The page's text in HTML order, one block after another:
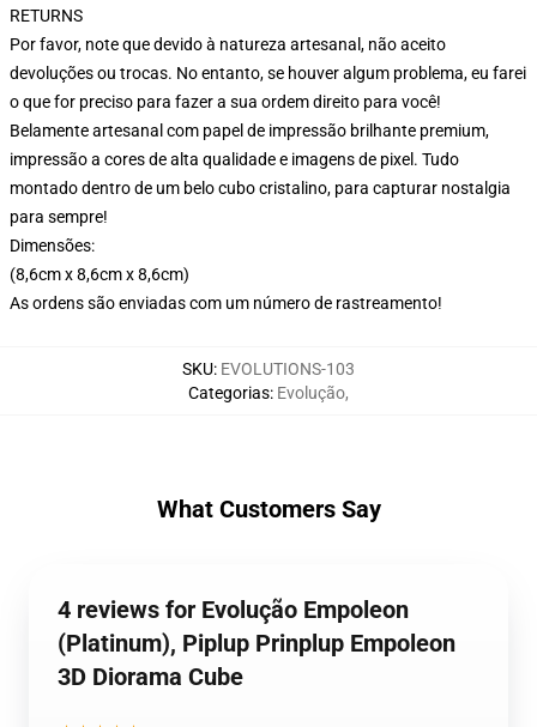
RETURNS
Por favor, note que devido à natureza artesanal, não aceito
devoluções ou trocas. No entanto, se houver algum problema, eu farei
o que for preciso para fazer a sua ordem direito para você!
Belamente artesanal com papel de impressão brilhante premium,
impressão a cores de alta qualidade e imagens de pixel. Tudo
montado dentro de um belo cubo cristalino, para capturar nostalgia
para sempre!
Dimensões:
(8,6cm x 8,6cm x 8,6cm)
As ordens são enviadas com um número de rastreamento!
SKU: EVOLUTIONS-103
Categorias: Evolução,
What Customers Say
4 reviews for Evolução Empoleon
(Platinum), Piplup Prinplup Empoleon
3D Diorama Cube